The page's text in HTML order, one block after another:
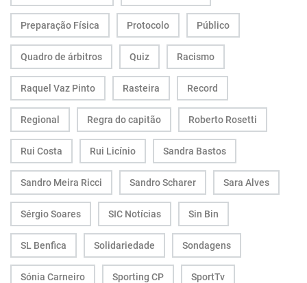
Preparação Física Protocolo Público
Quadro de árbitros Quiz Racismo
Raquel Vaz Pinto Rasteira Record
Regional Regra do capitão Roberto Rosetti
Rui Costa Rui Licínio Sandra Bastos
Sandro Meira Ricci Sandro Scharer Sara Alves
Sérgio Soares SIC Notícias Sin Bin
SL Benfica Solidariedade Sondagens
Sónia Carneiro Sporting CP SportTv